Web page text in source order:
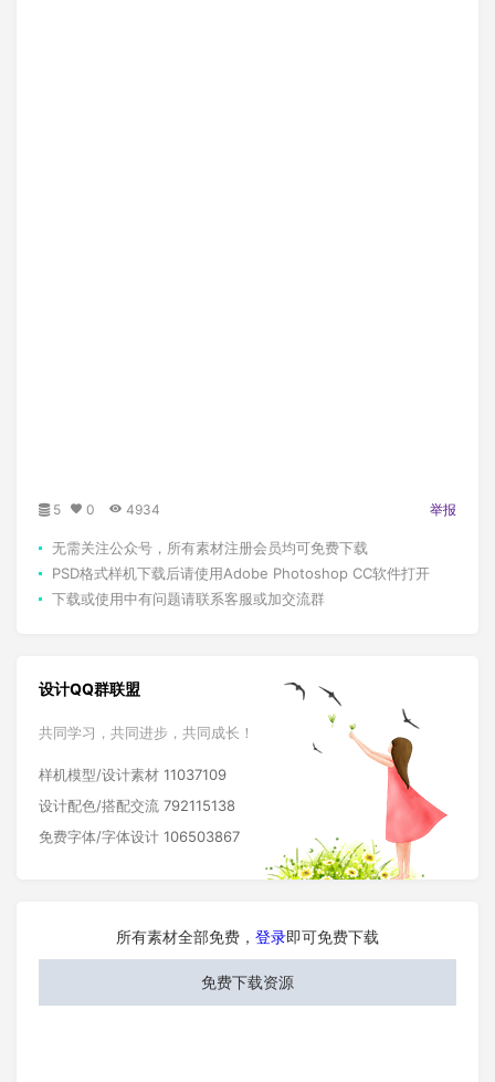
5 0 4934 举报
无需关注公众号，所有素材注册会员均可免费下载
PSD格式样机下载后请使用Adobe Photoshop CC软件打开
下载或使用中有问题请联系客服或加交流群
设计QQ群联盟
共同学习，共同进步，共同成长！
样机模型/设计素材 11037109
设计配色/搭配交流 792115138
免费字体/字体设计 106503867
所有素材全部免费， 登录即可免费下载
免费下载资源